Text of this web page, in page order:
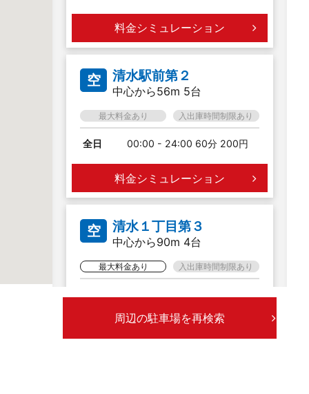
料金シミュレーション
空 清水駅前第２
中心から56m 5台
最大料金あり 入出庫時間制限あり
全日 00:00 - 24:00 60分 200円
料金シミュレーション
空 清水１丁目第３
中心から90m 4台
最大料金あり 入出庫時間制限あり
20:00 - 08:00 最大料金 400
周辺の駐車場を再検索